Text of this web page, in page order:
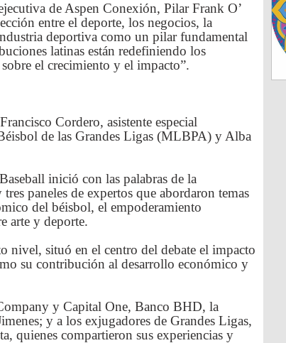
de Aspen Conexión, Pilar Frank O’
entre el deporte, los negocios, la
deportiva como un pilar fundamental
latinas están redefiniendo los
el crecimiento y el impacto”.
Cordero, asistente especial
de las Grandes Ligas (MLBPA) y Alba
inició con las palabras de la
paneles de expertos que abordaron temas
del béisbol, el empoderamiento
arte y deporte.
nivel, situó en el centro del debate el impacto
su contribución al desarrollo económico y
y Capital One, Banco BHD, la
y a los exjugadores de Grandes Ligas,
quienes compartieron sus experiencias y